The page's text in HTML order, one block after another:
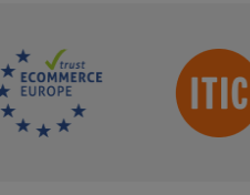
Sdružení